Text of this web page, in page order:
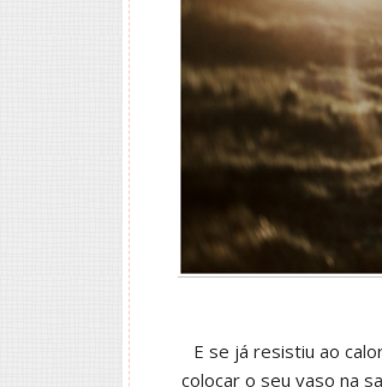
E se já resistiu ao
colocar o seu vaso na